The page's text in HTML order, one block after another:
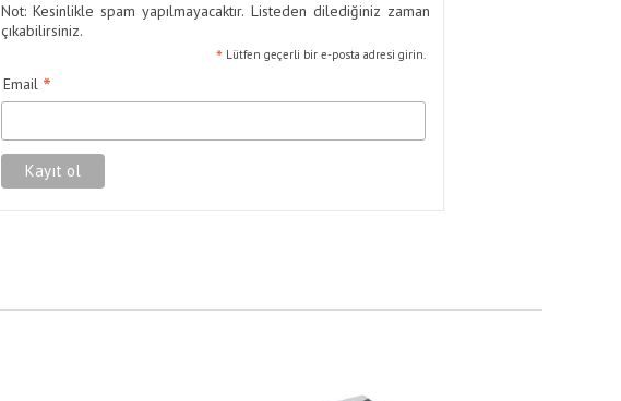
Not: Kesinlikle spam yapılmayacaktır. Listeden dilediğiniz zaman
çıkabilirsiniz.
* Lütfen geçerli bir e-posta adresi girin.
Email *